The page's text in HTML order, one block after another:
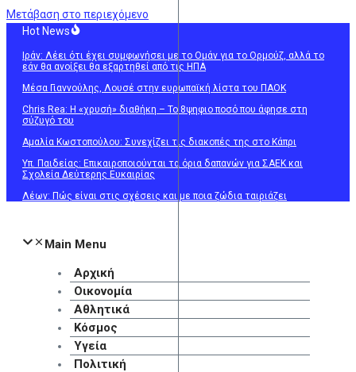
Μετάβαση στο περιεχόμενο
Hot News
Ιράν: Λέει ότι έχει συμφωνήσει με το Ομάν για το Ορμούζ, αλλά το
εάν θα ανοίξει θα εξαρτηθεί από τις ΗΠΑ
Μέσα Γιαννούλης, Λουσέ στην ευρωπαϊκή λίστα του ΠΑΟΚ
Chris Rea: Η «χρυσή» διαθήκη – To 8ψηφιο ποσό που άφησε στη
σύζυγό του
Αμαλία Κωστοπούλου: Συνεχίζει τις διακοπές της στο Κάπρι
Υπ. Παιδείας: Επικαιροποιούνται τα όρια δαπανών για ΣΑΕΚ και
Σχολεία Δεύτερης Ευκαιρίας
Λέων: Πώς είναι στις σχέσεις και με ποια ζώδια ταιριάζει
Main Menu
Αρχική
Οικονομία
Αθλητικά
Κόσμος
Υγεία
Πολιτική